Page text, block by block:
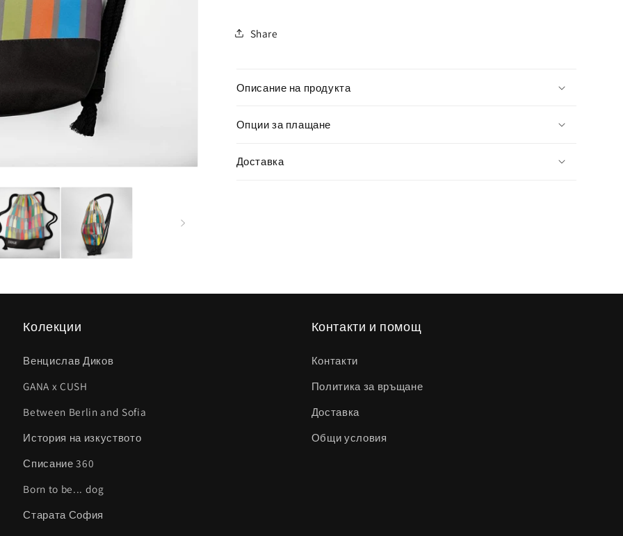
Share
Описание на продукта
Опции за плащане
Доставка
Колекции
Венцислав Диков
GANA x CUSH
Between Berlin and Sofia
История на изкуството
Списание 360
Born to be... dog
Старата София
Контакти и помощ
Контакти
Политика за връщане
Доставка
Общи условия